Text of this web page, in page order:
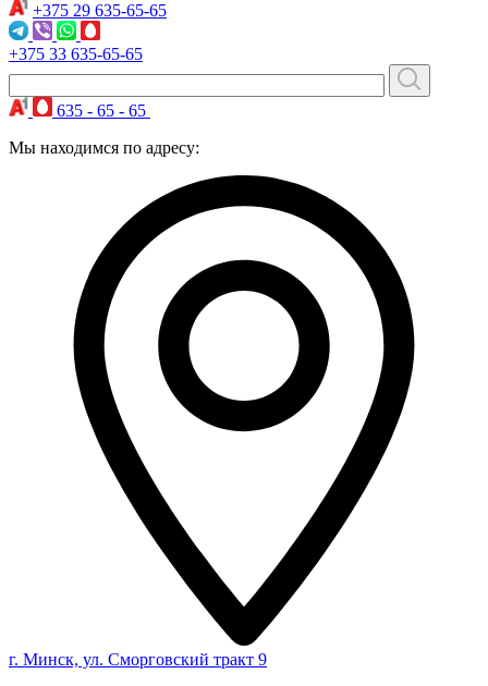
+375 29 635-65-65
+375 33 635-65-65
635 - 65 - 65
Мы находимся по адресу:
г. Минск, ул. Сморговский тракт 9